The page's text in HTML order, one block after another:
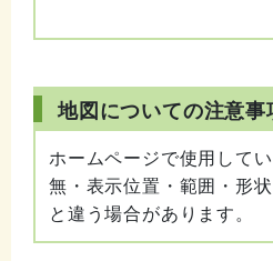
地図についての注意事
ホームページで使用して
無・表示位置・範囲・形
と違う場合があります。